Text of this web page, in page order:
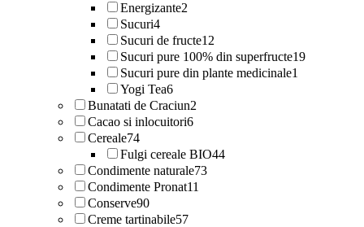
Energizante2
Sucuri4
Sucuri de fructe12
Sucuri pure 100% din superfructe19
Sucuri pure din plante medicinale1
Yogi Tea6
Bunatati de Craciun2
Cacao si inlocuitori6
Cereale74
Fulgi cereale BIO44
Condimente naturale73
Condimente Pronat11
Conserve90
Creme tartinabile57